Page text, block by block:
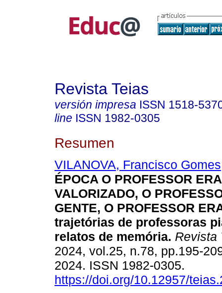
Revista Teias
versión impresa ISSN 1518-
line ISSN 1982-0305
Resumen
VILANOVA, Francisco Gomes
ÉPOCA O PROFESSOR ERA
VALORIZADO, O
GENTE, O PROFESSOR
trajetórias de professoras
relatos de memória. Revista
2024, vol.25, n.78, pp.195-
2024. ISSN 1982-0305.
https://doi.org/10.12957/